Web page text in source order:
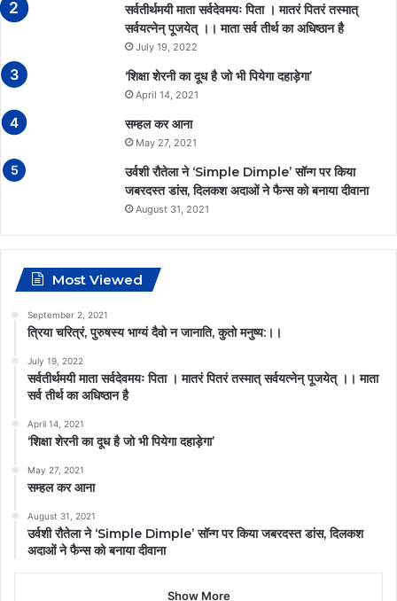
सर्वतीर्थमयी माता सर्वदेवमयः पिता । मातरं पितरं तस्मात्
सर्वयत्नेन् पूजयेत् ।। माता सर्व तीर्थ का अधिष्ठान है
July 19, 2022
‘शिक्षा शेरनी का दूध है जो भी पियेगा दहाड़ेगा’
April 14, 2021
सम्हल कर आना
May 27, 2021
उर्वशी रौतेला ने ‘Simple Dimple’ सॉन्ग पर किया
जबरदस्त डांस, दिलकश अदाओं ने फैन्स को बनाया दीवाना
August 31, 2021
Most Viewed
September 2, 2021
त्रिया चरित्रं, पुरुषस्य भाग्यं दैवो न जानाति, कुतो मनुष्य:।।
July 19, 2022
सर्वतीर्थमयी माता सर्वदेवमयः पिता । मातरं पितरं तस्मात् सर्वयत्नेन् पूजयेत् ।। माता
सर्व तीर्थ का अधिष्ठान है
April 14, 2021
‘शिक्षा शेरनी का दूध है जो भी पियेगा दहाड़ेगा’
May 27, 2021
सम्हल कर आना
August 31, 2021
उर्वशी रौतेला ने ‘Simple Dimple’ सॉन्ग पर किया जबरदस्त डांस, दिलकश
अदाओं ने फैन्स को बनाया दीवाना
Show More